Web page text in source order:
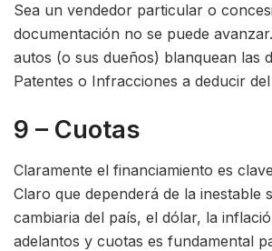
Sea un vendedor particular o
documentación no se puede
autos (o sus dueños) blanquean las
Patentes o Infracciones a deducir
9 – Cuotas
Claramente el financiamiento es
Claro que dependerá de la inestable
cambiaria del país, el dólar, la
adelantos y cuotas es fundamental